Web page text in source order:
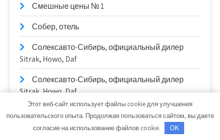
Смешные цены № 1
Собер, отель
Солексавто-Сибирь, официальный дилер
Sitrak, Howo, Daf
Солексавто-Сибирь, официальный дилер
Sitrak, Howo, Daf
Станционные публичные бани
Этот веб-сайт использует файлы cookie для улучшения
пользовательского опыта. Продолжая пользоваться сайтом, вы даете
согласие на использование файлов cookie.
OK